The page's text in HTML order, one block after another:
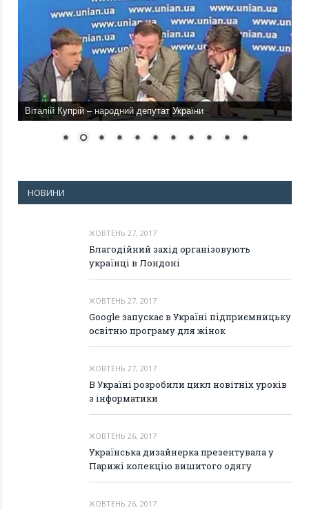
Віталій Купрій – народний депутат України
НОВИНИ
ЖОВТЕНЬ 27, 2017
Благодійний захід організовують
українці в Лондоні
ЖОВТЕНЬ 27, 2017
Google запускає в Україні підприємницьку
освітню програму для жінок
ЖОВТЕНЬ 27, 2017
В Україні розробили цикл новітніх уроків
з інформатики
ЖОВТЕНЬ 26, 2017
Українська дизайнерка презентувала у
Парижі колекцію вишитого одягу
ЖОВТЕНЬ 26, 2017